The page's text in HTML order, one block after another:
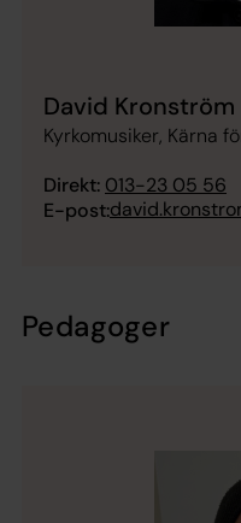
David
Kyrkomusiker, Kärna
Direkt: 013-23 05 56
E-post:
Pedagoger